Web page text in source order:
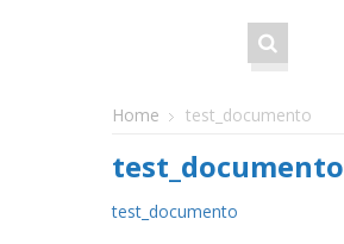
Home test_documento
test_documento
test_documento